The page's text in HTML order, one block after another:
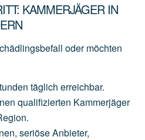
KAMMERJÄGER IN
oder möchten
täglich erreichbar.
qualifizierten Kammerjäger
seriöseAnbieter,